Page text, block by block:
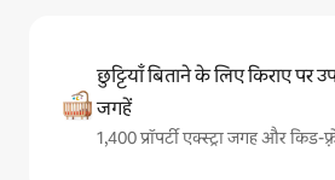
छुट्टियाँ बिताने के लिए किराए पर
जगहें
1,400 प्रॉपर्टी एक्स्ट्रा जगह और किड-